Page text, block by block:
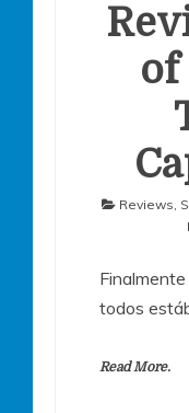
of
Reviews,
todos
Read More.